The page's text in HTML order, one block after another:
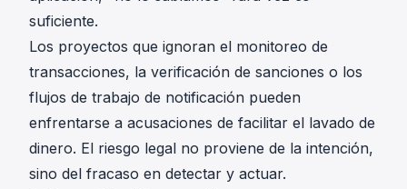
suficiente.
Los proyectos que ignoran el monitoreo de
transacciones, la verificación de sanciones o los
flujos de trabajo de notificación pueden
enfrentarse a acusaciones de facilitar el lavado de
dinero. El riesgo legal no proviene de la intención,
sino del fracaso en detectar y actuar.